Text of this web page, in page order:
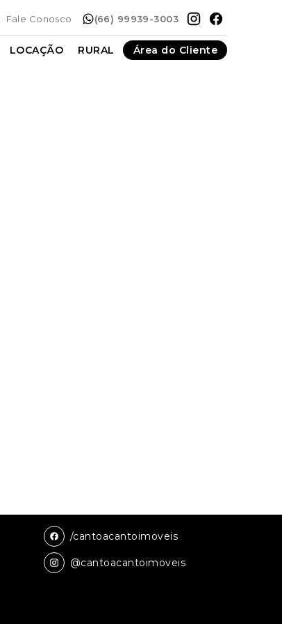
Fale Conosco (66) 99939-3003
LOCAÇÃO RURAL Área do Cliente
/cantoacantoimoveis
@cantoacantoimoveis